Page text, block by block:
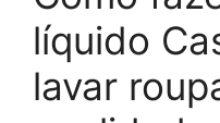
líquido
lavar